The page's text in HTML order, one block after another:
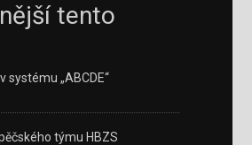
tento
systému „ABCDE“
týmu HBZS